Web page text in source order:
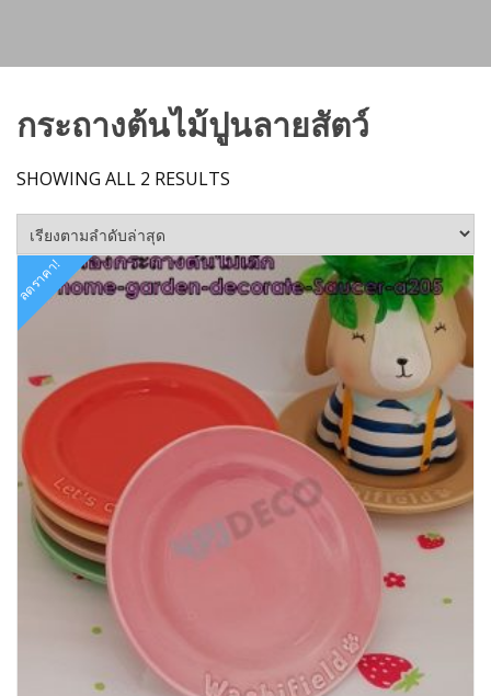
กระถางต้นไม้ปูนลายสัตว์
SHOWING ALL 2 RESULTS
ลดราคา!